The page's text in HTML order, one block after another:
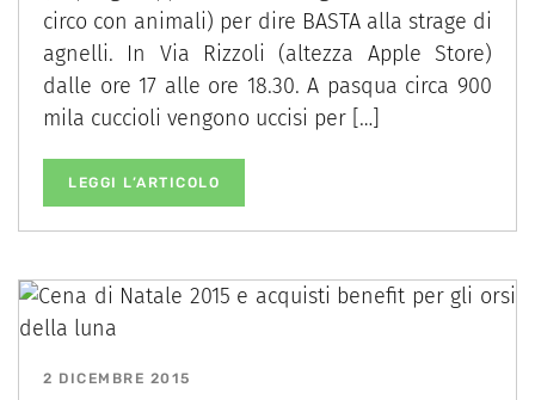
circo con animali) per dire BASTA alla strage di
agnelli. In Via Rizzoli (altezza Apple Store)
dalle ore 17 alle ore 18.30. A pasqua circa 900
mila cuccioli vengono uccisi per […]
LEGGI L’ARTICOLO
2 DICEMBRE 2015